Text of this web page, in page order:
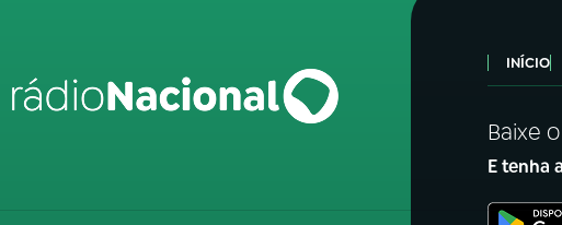
INÍCIO
Baixe
E tenha